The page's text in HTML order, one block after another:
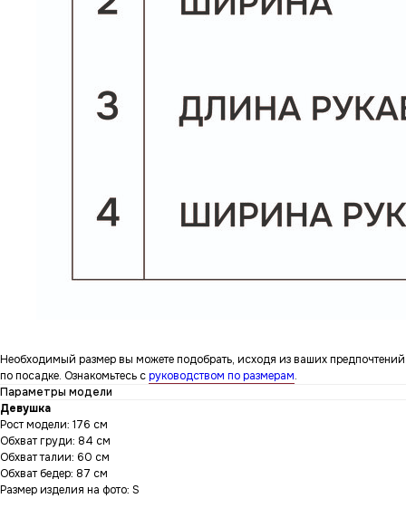
Необходимый размер вы можете подобрать, исходя из ваших предпочтений
по посадке. Ознакомьтесь сруководством по размерам.
Параметры модели
Девушка
Рост модели: 176 см
Обхват груди: 84 см
Обхват талии: 60 см
Обхват бедер: 87 см
Размер изделия на фото: S